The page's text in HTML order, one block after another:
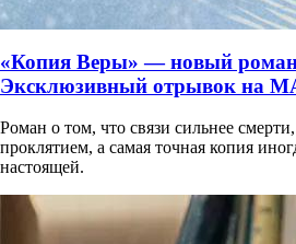
«Копия Веры» — новый
Эксклюзивный отрывок на
Роман о том, что связи сильнее
проклятием, а самая точная копия
настоящей.